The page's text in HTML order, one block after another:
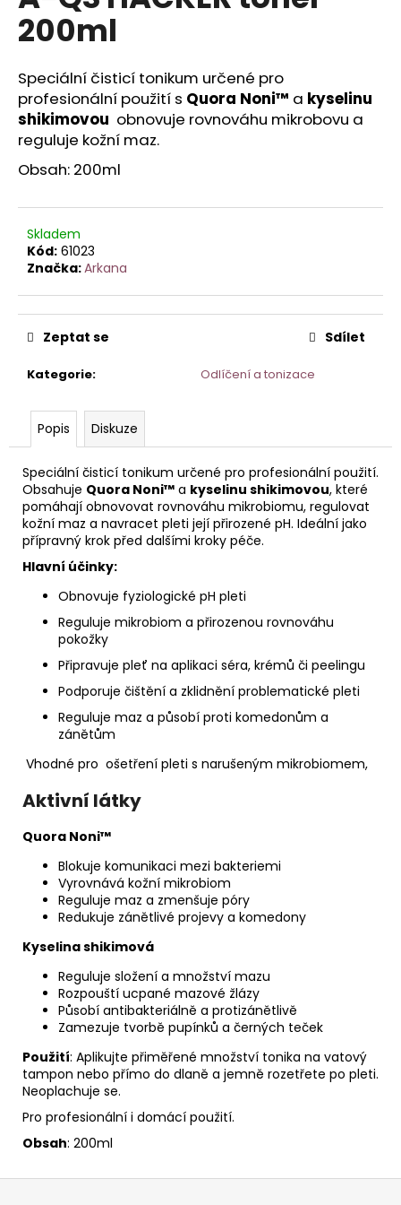
0,0
z
hvězdiček.
200ml
Speciální čisticí tonikum určené pro
profesionální použití s Quora Noni™ a kyselinu
shikimovou obnovuje rovnováhu mikrobovu a
reguluje kožní maz.
Obsah: 200ml
Skladem
Kód: 61023
Značka:Arkana
Kategorie: Odlíčení a tonizace
Zeptat se Sdílet
Popis Diskuze
Speciální čisticí tonikum určené pro profesionální použití.
Obsahuje Quora Noni™ a kyselinu shikimovou, které
pomáhají obnovovat rovnováhu mikrobiomu, regulovat
kožní maz a navracet pleti její přirozené pH. Ideální jako
přípravný krok před dalšími kroky péče.
Hlavní účinky:
Obnovuje fyziologické pH pleti
Reguluje mikrobiom a přirozenou rovnováhu
pokožky
Připravuje pleť na aplikaci séra, krémů či peelingu
Podporuje čištění a zklidnění problematické pleti
Reguluje maz a působí proti komedonům a
zánětům
Vhodné pro ošetření pleti s narušeným mikrobiomem,
Aktivní látky
Quora Noni™
Blokuje komunikaci mezi bakteriemi
Vyrovnává kožní mikrobiom
Reguluje maz a zmenšuje póry
Redukuje zánětlivé projevy a komedony
Kyselina shikimová
Reguluje složení a množství mazu
Rozpouští ucpané mazové žlázy
Působí antibakteriálně a protizánětlivě
Zamezuje tvorbě pupínků a černých teček
Použití: Aplikujte přiměřené množství tonika na vatový
tampon nebo přímo do dlaně a jemně rozetřete po pleti.
Neoplachuje se.
Pro profesionální i domácí použití.
Obsah: 200ml
a
j
í
t
?
HLEDAT
o
u
j
e
m
e
STERILNÍ
NÁSTAVCE
DERMAPERO
DERMALIGHT
DERMAQUATRO
NANO
NÁSTAVCE/BBGLOW
Z